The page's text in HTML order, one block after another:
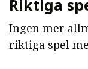
Riktiga
Ingen mer
riktiga spel